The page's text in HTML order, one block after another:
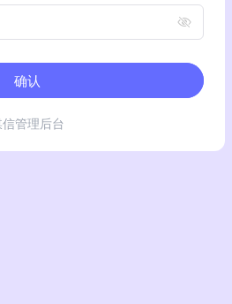
确认
管理后台